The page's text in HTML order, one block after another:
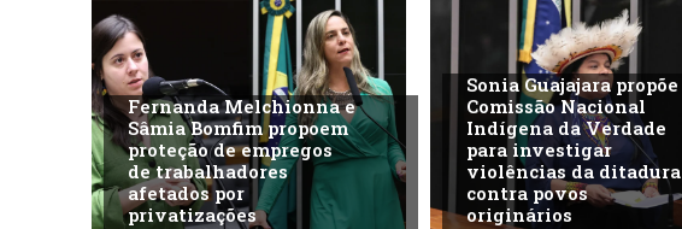
Fernanda Melchionna e
Sâmia Bomfim propoem
proteção de empregos
de trabalhadores
afetados por
privatizações
Sonia Guajajara propõe
Comissão Nacional
Indígena da Verdade
para investigar
violências da ditadura
contra povos
originários